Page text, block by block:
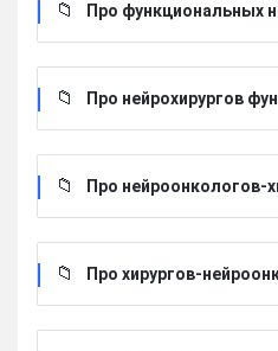
Про функциональных
Про нейрохирургов
Про нейроонкологов-
Про хирургов-